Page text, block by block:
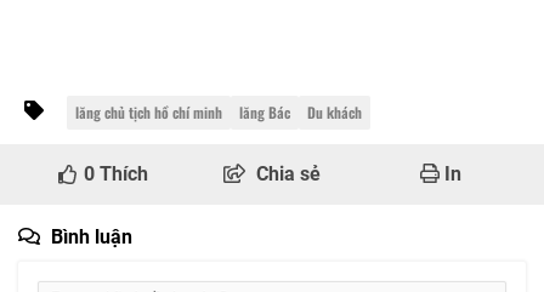
lăng chủ tịch hồ chí minh lăng Bác Du khách
0 Thích Chia sẻ In
Bình luận